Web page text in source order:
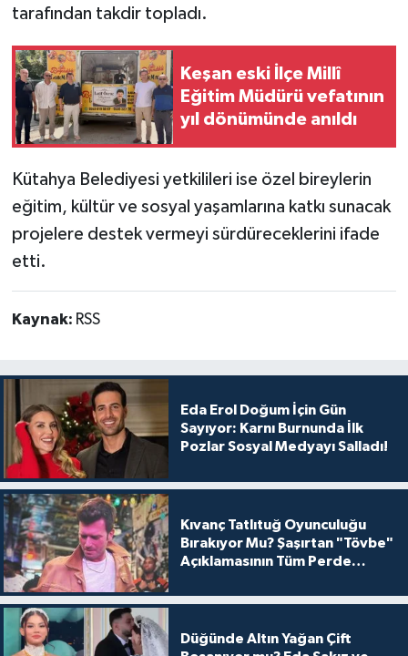
tarafından takdir topladı.
Keşan eski İlçe Millî
Eğitim Müdürü vefatının
yıl dönümünde anıldı
Kütahya Belediyesi yetkilileri ise özel bireylerin
eğitim, kültür ve sosyal yaşamlarına katkı sunacak
projelere destek vermeyi sürdüreceklerini ifade
etti.
Kaynak: RSS
Eda Erol Doğum İçin Gün
Sayıyor: Karnı Burnunda İlk
Pozlar Sosyal Medyayı Salladı!
Kıvanç Tatlıtuğ Oyunculuğu
Bırakıyor Mu? Şaşırtan "Tövbe"
Açıklamasının Tüm Perde
Düğünde Altın Yağan Çift